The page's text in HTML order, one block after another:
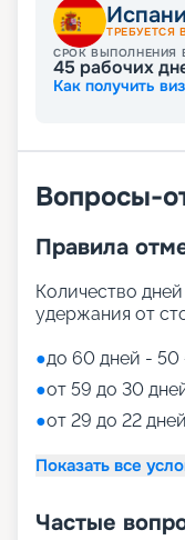
ТРЕБУЕТСЯ
СРОК ВЫПОЛНЕНИЯ
45 рабочих
Как получить
Вопросы-
Правила
Количество
удержания от
●до 60 дней -
●от 59 до 30
●от 29 до 22
Показать все
Частые